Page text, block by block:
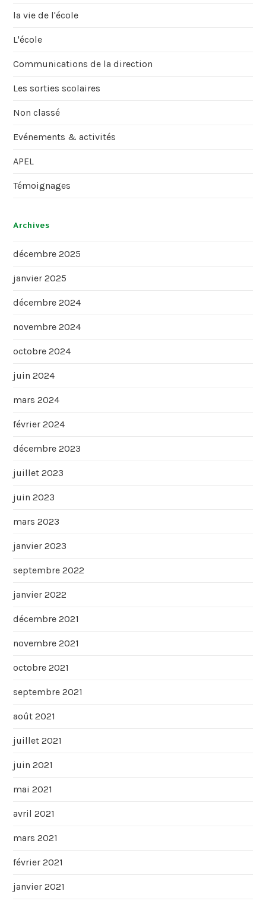
la vie de l'école
L'école
Communications de la direction
Les sorties scolaires
Non classé
Evénements & activités
APEL
Témoignages
Archives
décembre 2025
janvier 2025
décembre 2024
novembre 2024
octobre 2024
juin 2024
mars 2024
février 2024
décembre 2023
juillet 2023
juin 2023
mars 2023
janvier 2023
septembre 2022
janvier 2022
décembre 2021
novembre 2021
octobre 2021
septembre 2021
août 2021
juillet 2021
juin 2021
mai 2021
avril 2021
mars 2021
février 2021
janvier 2021